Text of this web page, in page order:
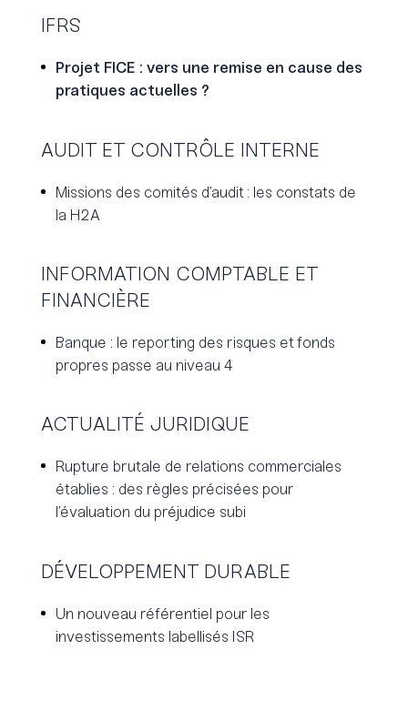
IFRS
Projet FICE : vers une remise en cause des
pratiques actuelles ?
AUDIT ET CONTRÔLE INTERNE
Missions des comités d’audit : les constats de
la H2A
INFORMATION COMPTABLE ET
FINANCIÈRE
Banque : le reporting des risques et fonds
propres passe au niveau 4
ACTUALITÉ JURIDIQUE
Rupture brutale de relations commerciales
établies : des règles précisées pour
l’évaluation du préjudice subi
DÉVELOPPEMENT DURABLE
Un nouveau référentiel pour les
investissements labellisés ISR